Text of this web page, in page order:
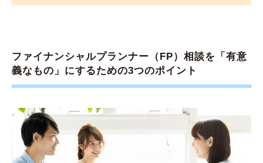
ファイナンシャルプランナー（FP）相談を「有意
義なもの」にするための3つのポイント